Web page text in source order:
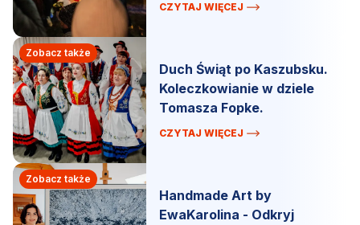
CZYTAJ WIĘCEJ
Zobacz także
Duch Świąt po Kaszubsku.
Koleczkowianie w dziele
Tomasza Fopke.
CZYTAJ WIĘCEJ
Zobacz także
Handmade Art by
EwaKarolina - Odkryj